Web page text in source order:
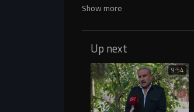
Show more
Up next
9:54